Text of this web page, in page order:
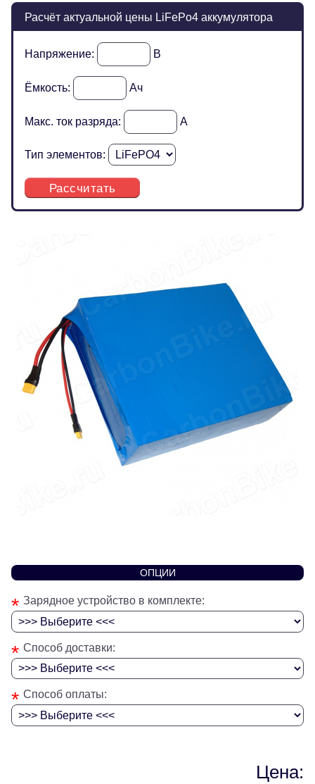
Расчёт актуальной цены LiFePo4 аккумулятора
Напряжение: В
Ёмкость: Ач
Макс. ток разряда: А
Тип элементов:
Рассчитать
ОПЦИИ
* Зарядное устройство в комплекте:
* Способ доставки:
* Способ оплаты:
Цена: